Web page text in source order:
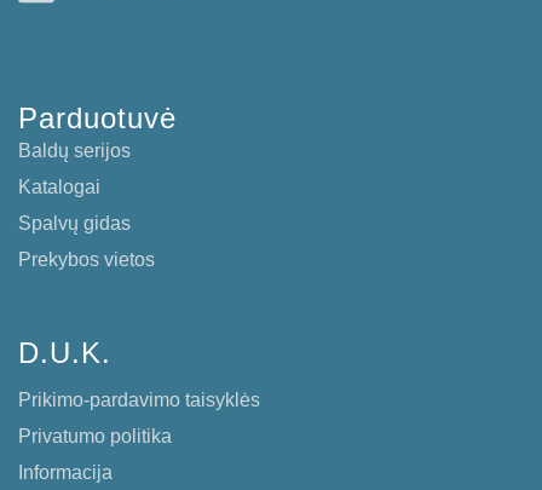
Parduotuvė
Baldų serijos
Katalogai
Spalvų gidas
Prekybos vietos
D.U.K.
Prikimo-pardavimo taisyklės
Privatumo politika
Informacija